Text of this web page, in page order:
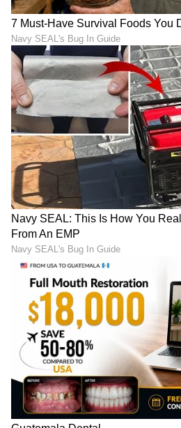
ಶೇ.50 ರಿಂದ ಶೇ.18 ಕ್ಕೆ TAX
ಟ್ರಂಪ್ ಐತಿಹಾಸಿಕ ಒಪ್ಪಂದ |
Trade Deal | Party Rounds